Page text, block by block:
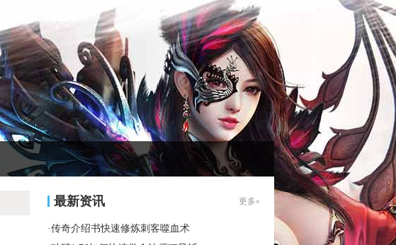
最新资讯 更多»
·传奇介绍书快速修炼刺客噬血术